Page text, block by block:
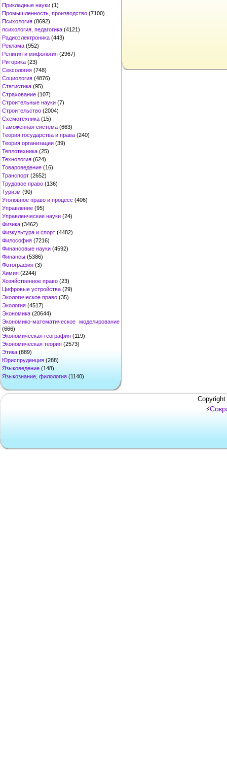
Прикладные науки (1)
Промышленность, производство (7100)
Психология (8692)
психология, педагогика (4121)
Радиоэлектроника (443)
Реклама (952)
Религия и мифология (2967)
Риторика (23)
Сексология (748)
Социология (4876)
Статистика (95)
Страхование (107)
Строительные науки (7)
Строительство (2004)
Схемотехника (15)
Таможенная система (663)
Теория государства и права (240)
Теория организации (39)
Теплотехника (25)
Технология (624)
Товароведение (16)
Транспорт (2652)
Трудовое право (136)
Туризм (90)
Уголовное право и процесс (406)
Управление (95)
Управленческие науки (24)
Физика (3462)
Физкультура и спорт (4482)
Философия (7216)
Финансовые науки (4592)
Финансы (5386)
Фотография (3)
Химия (2244)
Хозяйственное право (23)
Цифровые устройства (29)
Экологическое право (35)
Экология (4517)
Экономика (20644)
Экономико-математическое моделирование
(666)
Экономическая география (119)
Экономическая теория (2573)
Этика (889)
Юриспруденция (288)
Языковедение (148)
Языкознание, филология (1140)
⚡